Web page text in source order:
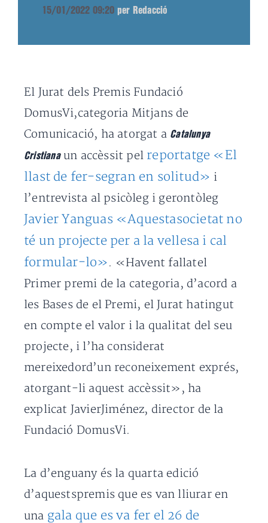
15/01/2022 09:20 per Redacció
El Jurat dels Premis Fundació
DomusVi,categoria Mitjans de
Comunicació, ha atorgat a Catalunya
Cristianaun accèssit pel reportatge «El
llast de fer-segran en solitud» i
l’entrevista al psicòleg i gerontòleg
Javier Yanguas «Aquestasocietat no
té un projecte per a la vellesa i cal
formular-lo». «Havent fallatel
Primer premi de la categoria, d’acord a
les Bases de el Premi, el Jurat hatingut
en compte el valor i la qualitat del seu
projecte, i l’ha considerat
mereixedord’un reconeixement exprés,
atorgant-li aquest accèssit», ha
explicat JavierJiménez, director de la
Fundació DomusVi.
La d’enguany és la quarta edició
d’aquestspremis que es van lliurar en
una gala que es va fer el 26 de